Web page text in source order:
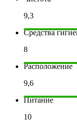
9,3
Средства
8
Расположение
9,6
Питание
10